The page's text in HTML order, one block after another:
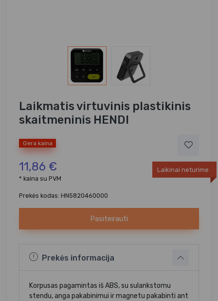
Laikmatis virtuvinis plastikinis
skaitmeninis HENDI
Gera kaina
11,86 €
Laikinai neturime
* kaina su PVM
Prekės kodas: HN5820460000
Pasiteirauti
Prekės informacija
Korpusas pagamintas iš ABS, su sulankstomu
stendu, anga pakabinimui ir magnetu pakabinti ant